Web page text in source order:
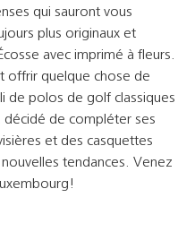
qui sauront vous
plus originaux et
avec imprimé à fleurs.
offrir quelque chose de
de polos de golf classiques
décidé de compléter ses
et des casquettes
tendances. Venez